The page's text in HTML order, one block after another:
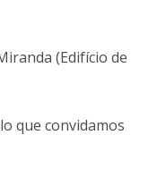
(Edifício de
que convidamos